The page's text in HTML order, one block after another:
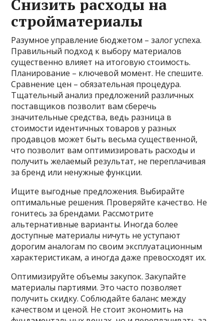
Снизить расходы на
стройматериалы
Разумное управление бюджетом – залог успеха.
Правильный подход к выбору материалов
существенно влияет на итоговую стоимость.
Планирование – ключевой момент. Не спешите.
Сравнение цен – обязательная процедура.
Тщательный анализ предложений различных
поставщиков позволит вам сберечь
значительные средства, ведь разница в
стоимости идентичных товаров у разных
продавцов может быть весьма существенной,
что позволит вам оптимизировать расходы и
получить желаемый результат, не переплачивая
за бренд или ненужные функции.
Ищите выгодные предложения. Выбирайте
оптимальные решения. Проверяйте качество. Не
гонитесь за брендами. Рассмотрите
альтернативные варианты. Иногда более
доступные материалы ничуть не уступают
дорогим аналогам по своим эксплуатационным
характеристикам, а иногда даже превосходят их.
Оптимизируйте объемы закупок. Закупайте
материалы партиями. Это часто позволяет
получить скидку. Соблюдайте баланс между
качеством и ценой. Не стоит экономить на